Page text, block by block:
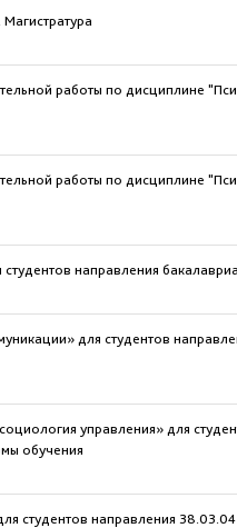
работы по дисциплине
работы по дисциплине
направления
для студентов
управления» для
обучения
студентов направления